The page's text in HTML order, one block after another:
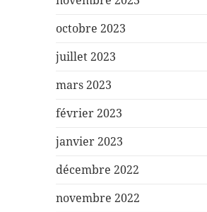
octobre 2023
juillet 2023
mars 2023
février 2023
janvier 2023
décembre 2022
novembre 2022